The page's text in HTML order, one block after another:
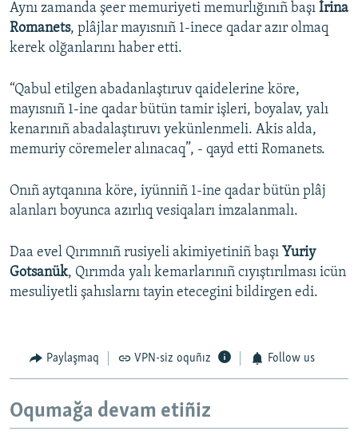
Aynı zamanda şeer memuriyeti memurlığınıñ başı İrina
Romanets, plâjlar mayısnıñ 1-inece qadar azır olmaq
kerek olğanlarını haber etti.
“Qabul etilgen abadanlaştıruv qaidelerine köre,
mayısnıñ 1-ine qadar bütün tamir işleri, boyalav, yalı
kenarınıñ abadalaştıruvı yekünlenmeli. Akis alda,
memuriy cöremeler alınacaq”, - qayd etti Romanets.
Onıñ aytqanına köre, iyünniñ 1-ine qadar bütün plâj
alanları boyunca azırlıq vesiqaları imzalanmalı.
Daa evel Qırımnıñ rusiyeli akimiyetiniñ başı Yuriy
Gotsanük, Qırımda yalı kemarlarınıñ cıyıştırılması icün
mesuliyetli şahıslarnı tayin etecegini bildirgen edi.
Paylaşmaq VPN-siz oquñız Follow us
Oqumağa devam etiñiz